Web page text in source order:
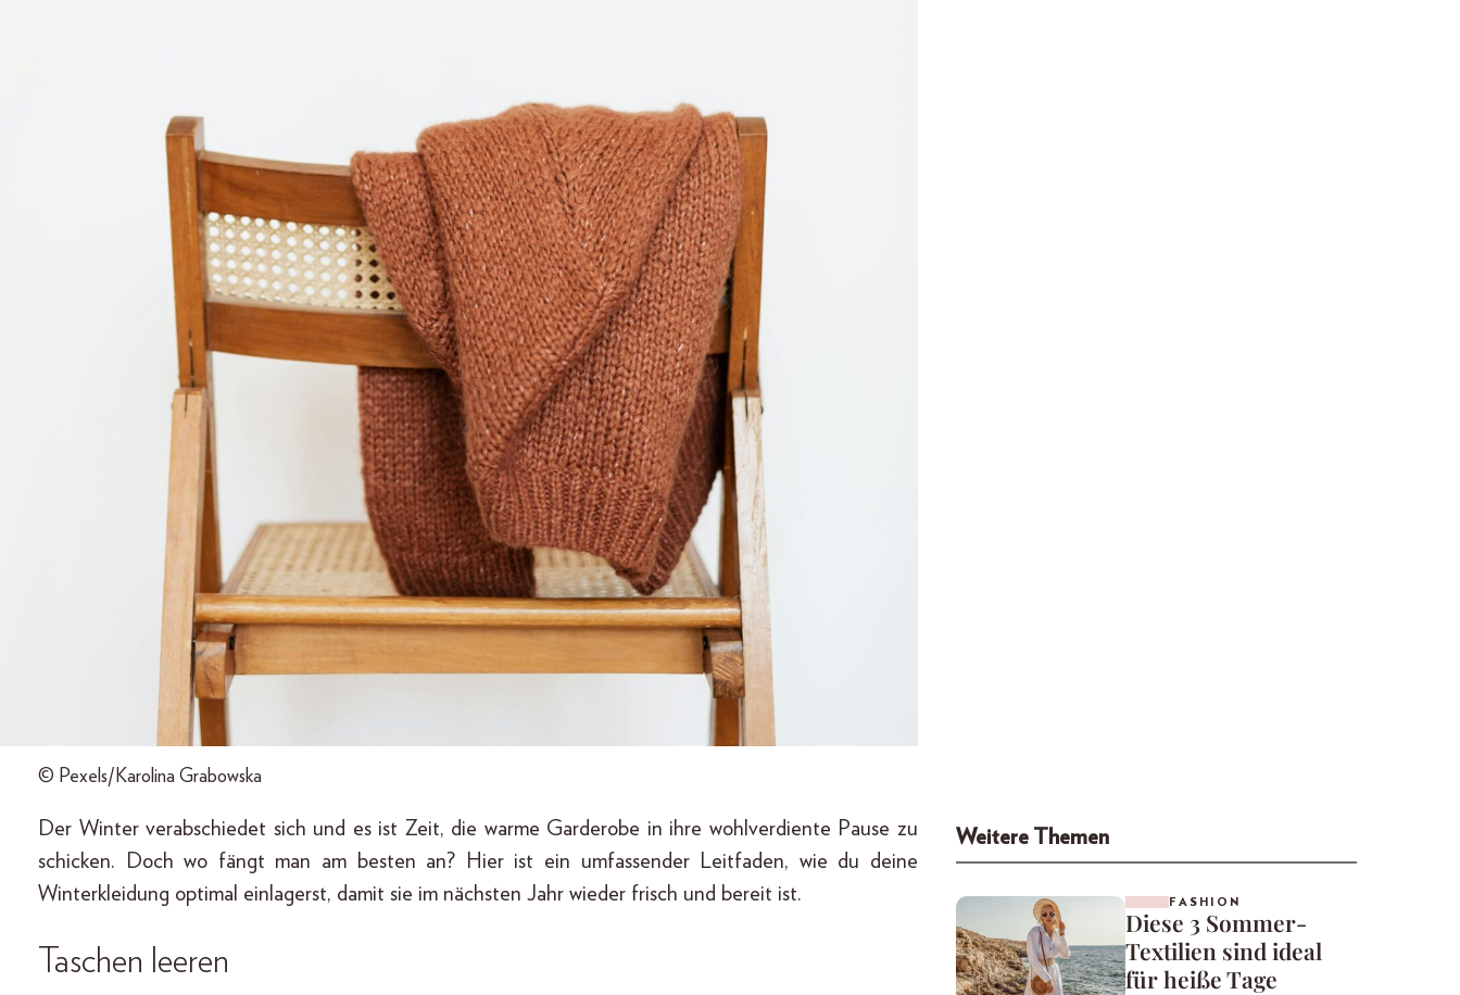
© Pexels/Karolina Grabowska
Der Winter verabschiedet sich und es ist Zeit, die warme Garderobe in ihre wohlverdiente Pause zu
schicken. Doch wo fängt man am besten an? Hier ist ein umfassender Leitfaden, wie du deine
Winterkleidung optimal einlagerst, damit sie im nächsten Jahr wieder frisch und bereit ist.
Taschen leeren
Weitere Themen
FASHION
Diese 3 Sommer-
Textilien sind ideal
für heiße Tage